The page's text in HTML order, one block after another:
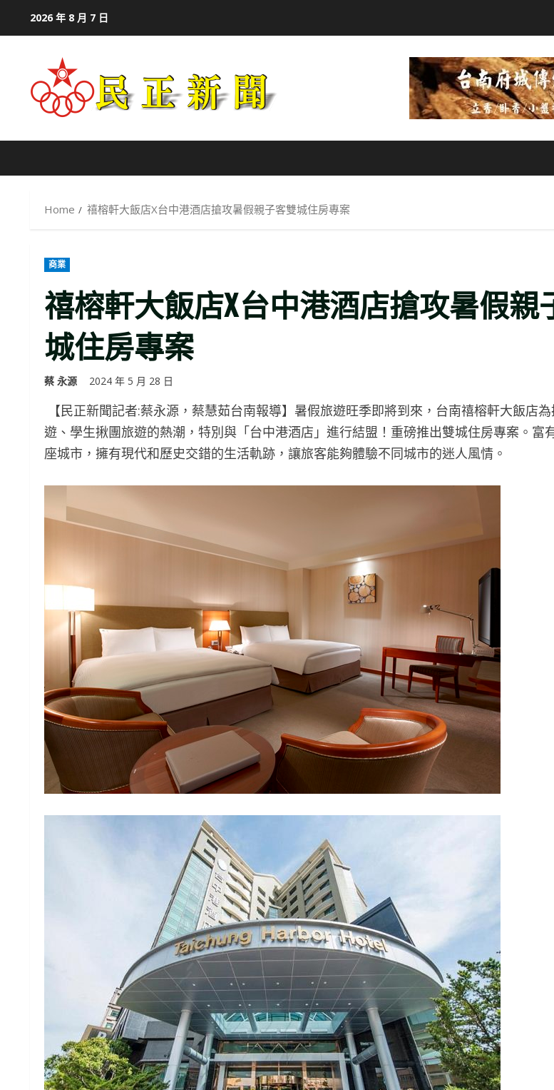
2026 年 8 月 7 日
Home 禧榕軒大飯店X台中港酒店搶攻暑假親子客雙城住房專案
商業
禧榕軒大飯店X台中港酒店搶攻暑假親
城住房專案
蔡 永源 2024 年 5 月 28 日
【民正新聞記者:蔡永源，蔡慧茹台南報導】暑假旅遊旺季即將到來，台南禧榕軒大飯店
遊、學生揪團旅遊的熱潮，特別與「台中港酒店」進行結盟！重磅推出雙城住房專案。富
座城市，擁有現代和歷史交錯的生活軌跡，讓旅客能夠體驗不同城市的迷人風情。